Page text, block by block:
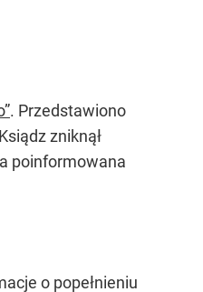
. Przedstawiono
zniknął
poinformowana
o popełnieniu